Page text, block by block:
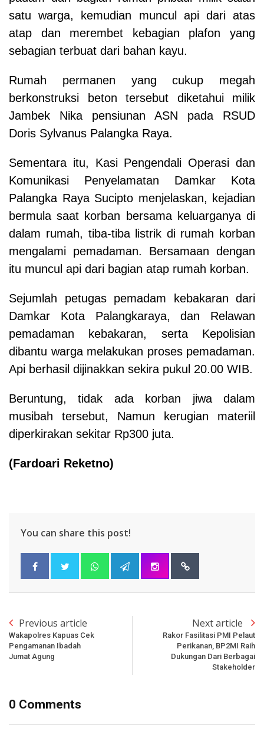
satu warga, kemudian muncul api dari atas
atap dan merembet kebagian plafon yang
sebagian terbuat dari bahan kayu.
Rumah permanen yang cukup megah
berkonstruksi beton tersebut diketahui milik
Jambek Nika pensiunan ASN pada RSUD
Doris Sylvanus Palangka Raya.
Sementara itu, Kasi Pengendali Operasi dan
Komunikasi Penyelamatan Damkar Kota
Palangka Raya Sucipto menjelaskan, kejadian
bermula saat korban bersama keluarganya di
dalam rumah, tiba-tiba listrik di rumah korban
mengalami pemadaman.
Bersamaan dengan
itu muncul api dari bagian atap rumah korban.
Sejumlah petugas pemadam kebakaran dari
Damkar Kota Palangkaraya, dan Relawan
pemadaman kebakaran, serta Kepolisian
dibantu warga melakukan proses pemadaman.
Api berhasil dijinakkan sekira pukul 20.00 WIB.
Beruntung, tidak ada korban jiwa dalam
musibah tersebut, Namun kerugian materiil
diperkirakan sekitar Rp300 juta.
(Fardoari Reketno)
You can share this post!
Previous article
Wakapolres Kapuas Cek
Pengamanan Ibadah
Jumat Agung
Next article
Rakor Fasilitasi PMI Pelaut
Perikanan, BP2MI Raih
Dukungan Dari Berbagai
Stakeholder
0 Comments